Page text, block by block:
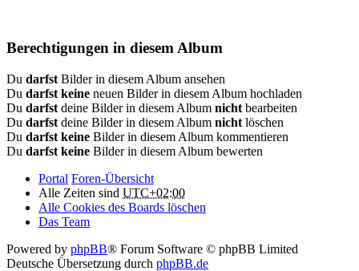
Berechtigungen in diesem Album
Du darfst Bilder in diesem Album ansehen
Du darfst keine neuen Bilder in diesem Album hochladen
Du darfst deine Bilder in diesem Album nicht bearbeiten
Du darfst deine Bilder in diesem Album nicht löschen
Du darfst keine Bilder in diesem Album kommentieren
Du darfst keine Bilder in diesem Album bewerten
Portal Foren-Übersicht
Alle Zeiten sind UTC+02:00
Alle Cookies des Boards löschen
Das Team
Powered by phpBB® Forum Software © phpBB Limited
Deutsche Übersetzung durch phpBB.de